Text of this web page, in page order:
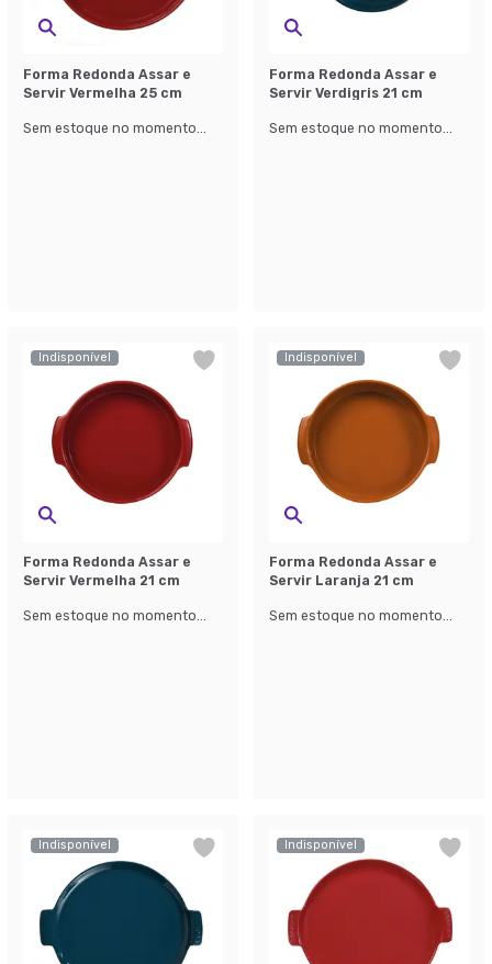
Forma Redonda Assar e
Servir Vermelha 25 cm
Sem estoque no momento...
Forma Redonda Assar e
Servir Verdigris 21 cm
Sem estoque no momento...
Indisponível
Forma Redonda Assar e
Servir Vermelha 21 cm
Sem estoque no momento...
Indisponível
Forma Redonda Assar e
Servir Laranja 21 cm
Sem estoque no momento...
Indisponível Indisponível